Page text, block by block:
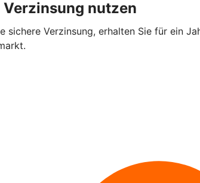
Verzinsung nutzen
sichere Verzinsung, erhalten Sie für ein